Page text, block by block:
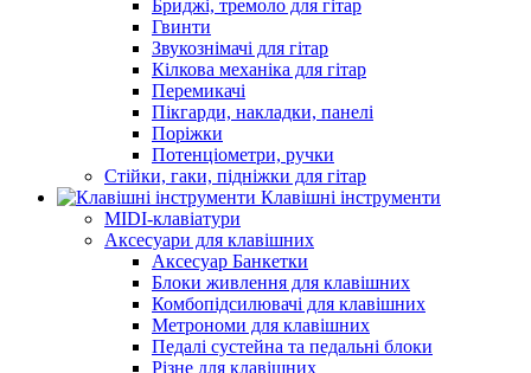
Бриджі, тремоло для гітар
Гвинти
Звукознімачі для гітар
Кілкова механіка для гітар
Перемикачі
Пікгарди, накладки, панелі
Поріжки
Потенціометри, ручки
Стійки, гаки, підніжки для гітар
Клавішні інструменти
MIDI-клавіатури
Аксесуари для клавішних
Аксесуар Банкетки
Блоки живлення для клавішних
Комбопідсилювачі для клавішних
Метрономи для клавішних
Педалі сустейна та педальні блоки
Різне для клавішних